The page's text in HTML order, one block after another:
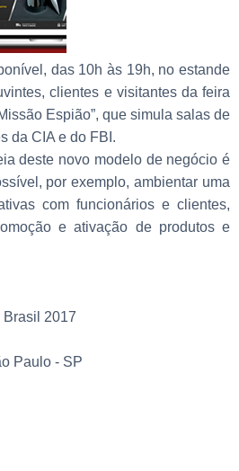
das 10h às 19h, no estande
clientes e visitantes da feira
Espião”, que simula salas de
da CIA e do FBI.
deste novo modelo de negócio é
por exemplo, ambientar uma
com funcionários e clientes,
e ativação de produtos e
Brasil 2017
Paulo - SP